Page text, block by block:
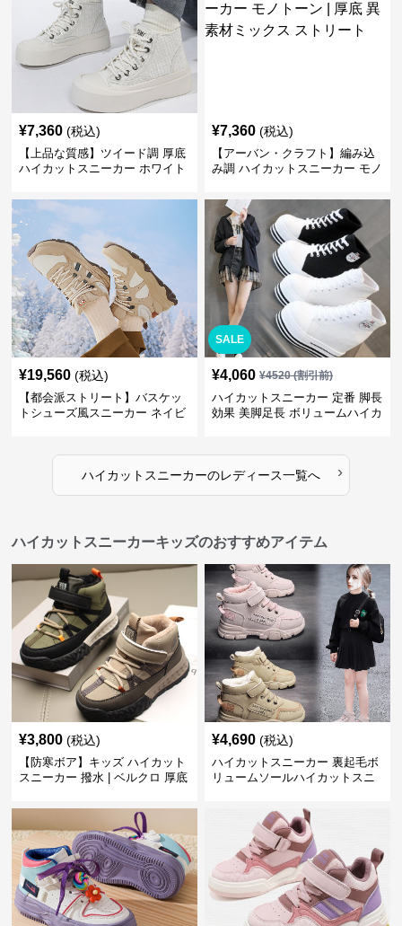
¥7,360 (税込)
【上品な質感】ツイード調 厚底
ハイカットスニーカー ホワイト
ビ クラシック
¥7,360 (税込)
【アーバン・クラフト】編み込
み調 ハイカットスニーカー モノ
トリート
¥19,560 (税込)
【都会派ストリート】バスケッ
トシューズ風スニーカー ネイビ
SALE
¥4,060 ¥4520(割引前)
ハイカットスニーカー 定番 脚長
効果 美脚足長 ボリュームハイカ
かわいい
ハイカットスニーカーのレディース一覧へ ›
ハイカットスニーカーキッズのおすすめアイテム
¥3,800 (税込)
【防寒ボア】キッズ ハイカット
スニーカー 撥水 | ベルクロ 厚底
¥4,690 (税込)
ハイカットスニーカー 裏起毛ボ
リュームソールハイカットスニ